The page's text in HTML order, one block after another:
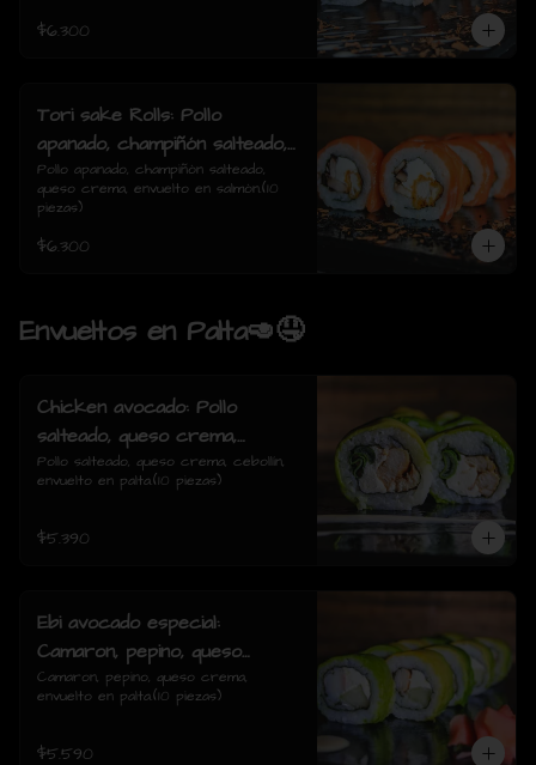
$6.300
Tori sake Rolls: Pollo
apanado, champiñón salteado,
queso crema, envuelto en
salmón.
Pollo apanado, champiñón salteado,
queso crema, envuelto en salmón.(10
piezas)
$6.300
Envueltos en Palta🥑🤤
Chicken avocado: Pollo
salteado, queso crema,
cebollin, envuelto en palta.
Pollo salteado, queso crema, cebollín,
envuelto en palta.(10 piezas)
$5.390
Ebi avocado especial:
Camaron, pepino, queso
crema, envuelto en palta.
Camaron, pepino, queso crema,
envuelto en palta.(10 piezas)
$5.590